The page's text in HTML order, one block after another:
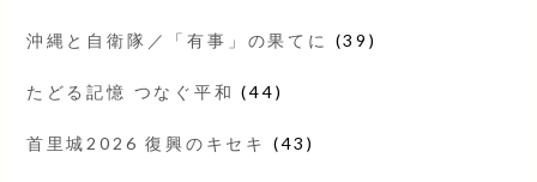
沖縄と自衛隊／「有事」の果てに (39)
たどる記憶 つなぐ平和 (44)
首里城2026 復興のキセキ (43)